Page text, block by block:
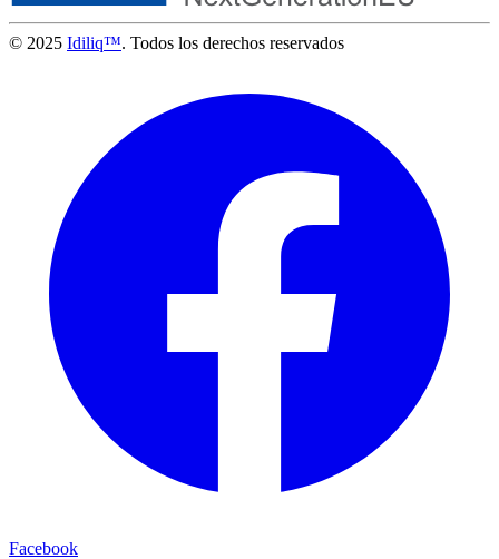
© 2025 Idiliq™. Todos los derechos reservados
Facebook